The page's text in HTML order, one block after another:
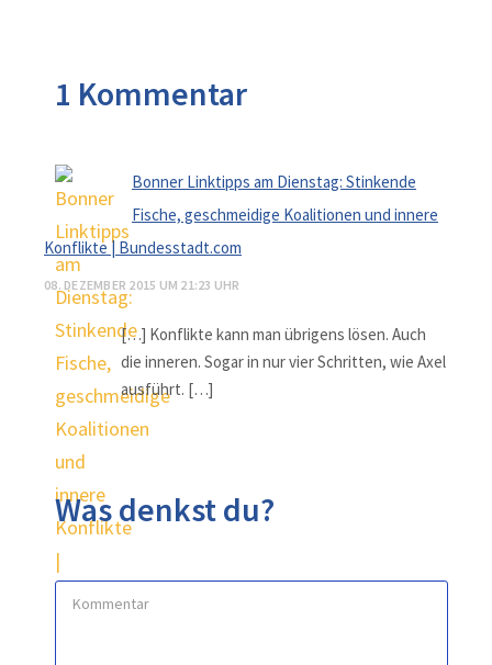
1 Kommentar
Bonner Linktipps am Dienstag: Stinkende
Fische, geschmeidige Koalitionen und innere
Konflikte | Bundesstadt.com
08. DEZEMBER 2015 UM 21:23 UHR
[…] Kon­flikte kann man übri­gens lösen. Auch
die inne­ren. Sogar in nur vier Schrit­ten, wie Axel
ausführt. […]
Was denkst du?